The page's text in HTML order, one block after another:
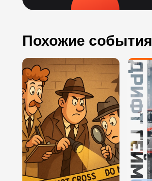
Похожие события